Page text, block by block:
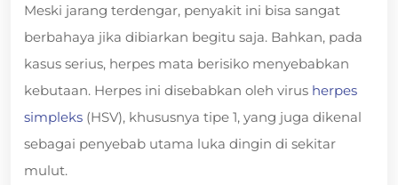
Meski jarang terdengar, penyakit ini bisa sangat
berbahaya jika dibiarkan begitu saja. Bahkan, pada
kasus serius, herpes mata berisiko menyebabkan
kebutaan. Herpes ini disebabkan oleh virus herpes
simpleks (HSV), khususnya tipe 1, yang juga dikenal
sebagai penyebab utama luka dingin di sekitar
mulut.